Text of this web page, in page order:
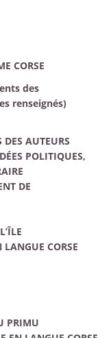
CORSE
des
renseignés)
DES AUTEURS
POLITIQUES,
DE
LANGUE CORSE
PRIMU